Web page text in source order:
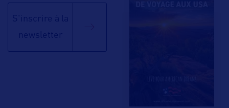
S'inscrire à la
newsletter